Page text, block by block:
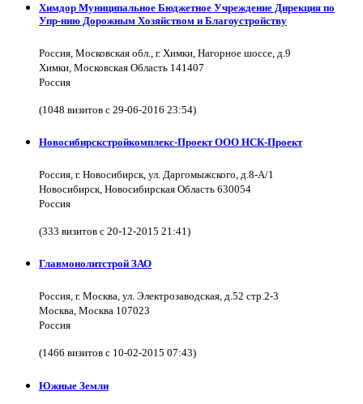
Химдор Муниципальное Бюджетное Учреждение Дирекция по
Упр-нию Дорожным Хозяйством и Благоустройству
Россия, Московская обл., г. Химки, Нагорное шоссе, д.9
Химки, Московская Область 141407
Россия
(1048 визитов с 29-06-2016 23:54)
Новосибирскстройкомплекс-Проект ООО НСК-Проект
Россия, г. Новосибирск, ул. Даргомыжского, д.8-А/1
Новосибирск, Новосибирская Область 630054
Россия
(333 визитов с 20-12-2015 21:41)
Главмонолитстрой ЗАО
Россия, г. Москва, ул. Электрозаводская, д.52 стр.2-3
Москва, Москва 107023
Россия
(1466 визитов с 10-02-2015 07:43)
Южные Земли